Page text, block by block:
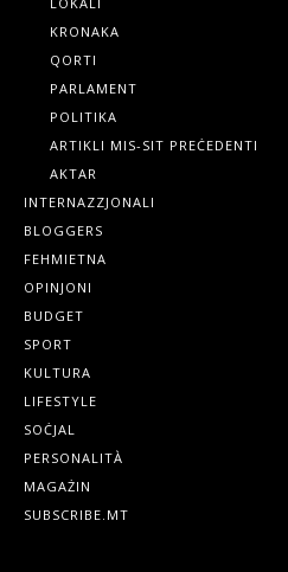
KRONAKA
QORTI
PARLAMENT
POLITIKA
ARTIKLI MIS-SIT PREĊEDENTI
AKTAR
INTERNAZZJONALI
BLOGGERS
FEHMIETNA
OPINJONI
BUDGET
SPORT
KULTURA
LIFESTYLE
SOĊJAL
PERSONALITÀ
MAGAŻIN
SUBSCRIBE.MT